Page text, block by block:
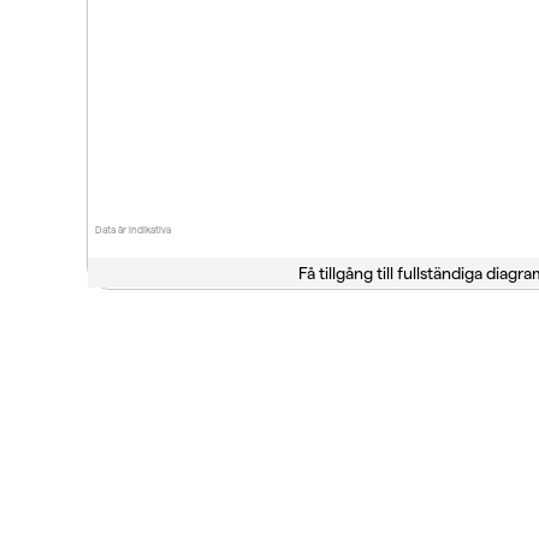
Data är indikativa
Få tillgång till fullständiga